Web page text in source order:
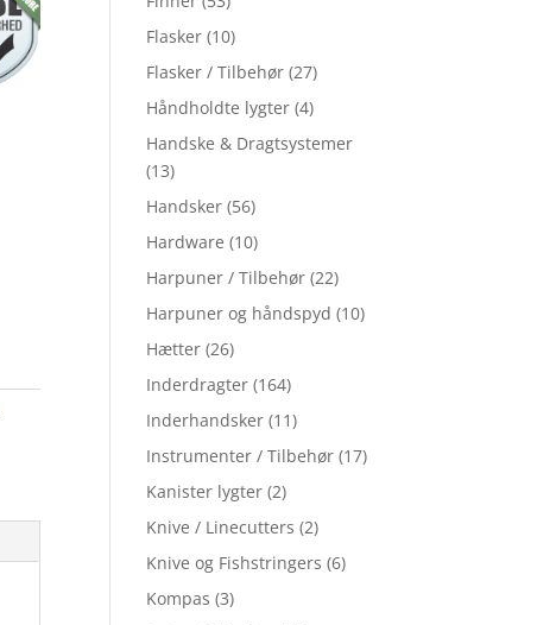
Flasker (10)
Flasker / Tilbehør (27)
Håndholdte lygter (4)
Handske & Dragtsystemer
(13)
Handsker (56)
Hardware (10)
Harpuner / Tilbehør (22)
Harpuner og håndspyd (10)
Hætter (26)
Inderdragter (164)
Inderhandsker (11)
Instrumenter / Tilbehør (17)
Kanister lygter (2)
Knive / Linecutters (2)
Knive og Fishstringers (6)
Kompas (3)